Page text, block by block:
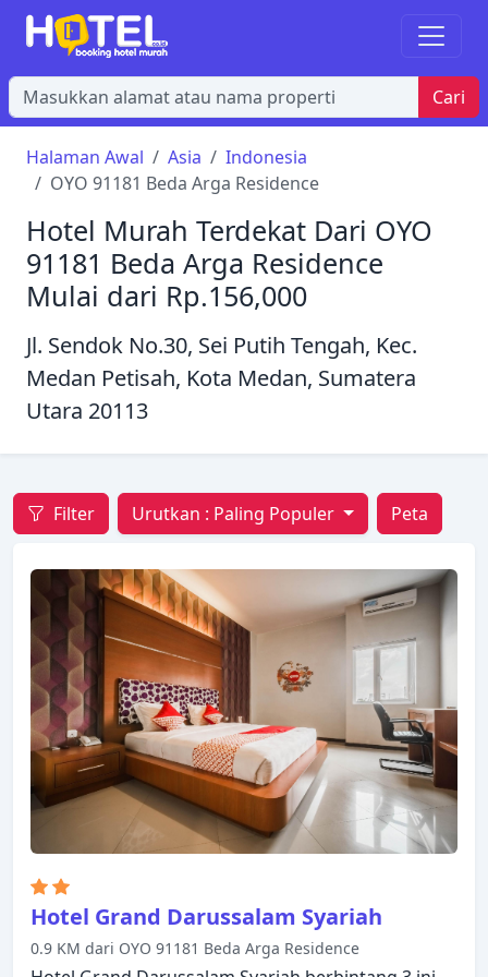
Cari
Halaman Awal Asia
Indonesia
OYO 91181 Beda Arga Residence
Hotel Murah Terdekat Dari OYO
91181 Beda Arga Residence
Mulai dari Rp.156,000
Jl. Sendok No.30, Sei Putih Tengah, Kec.
Medan Petisah, Kota Medan, Sumatera
Utara 20113
Filter Urutkan : Paling Populer Peta
Hotel Grand Darussalam Syariah
0.9 KM dari OYO 91181 Beda Arga Residence